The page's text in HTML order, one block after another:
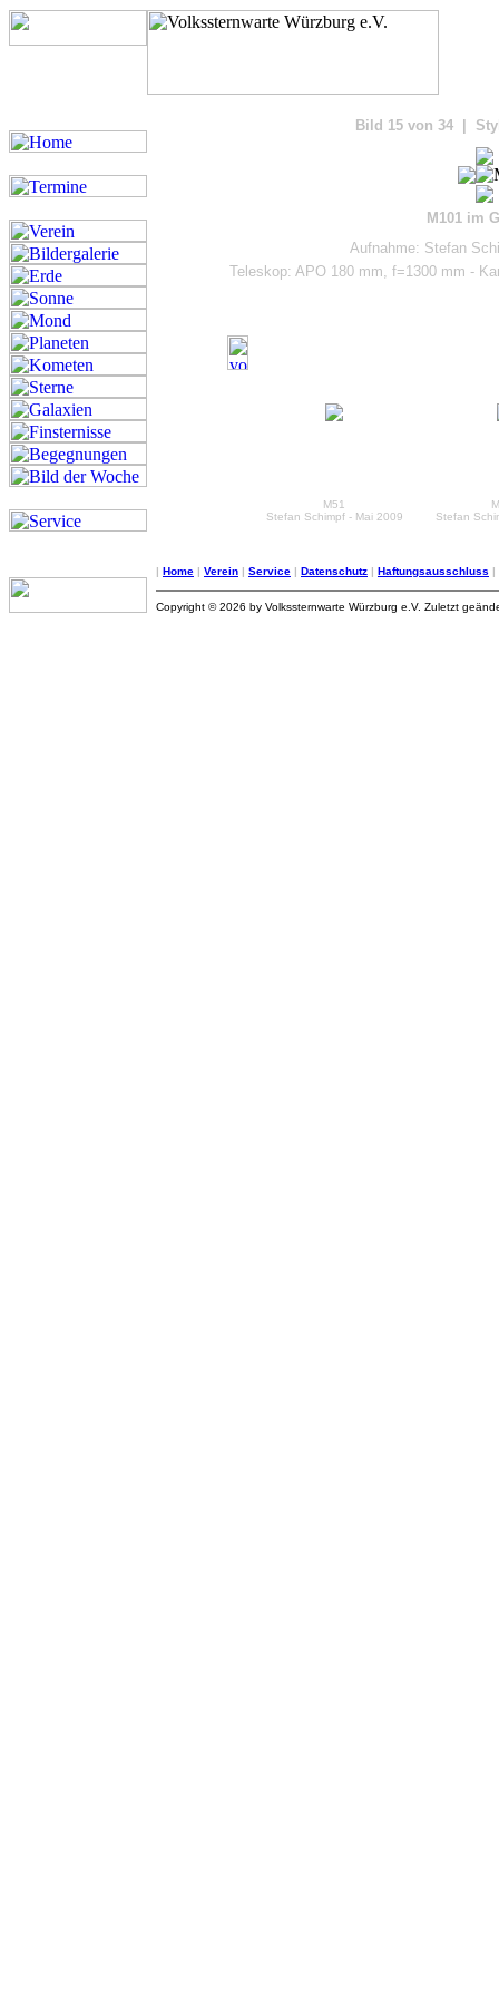
Bild 15 von 34 |
M101 im
Aufnahme: Stefan
Teleskop: APO 180 mm, f=1300 mm -
M51
Stefan Schimpf - Mai 2009
Stefan
| Home | Verein | Service | Datenschutz | Haftungsausschluss |
Copyright © 2026 by Volkssternwarte Würzburg e.V. Zuletzt